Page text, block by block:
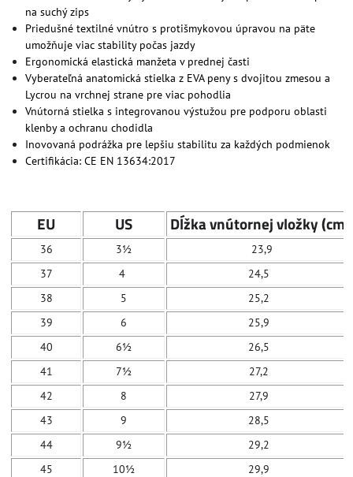
na suchý zips
Priedušné textilné vnútro s protišmykovou úpravou na päte
umožňuje viac stability počas jazdy
Ergonomická elastická manžeta v prednej časti
Vyberateľná anatomická stielka z EVA peny s dvojitou zmesou a
Lycrou na vrchnej strane pre viac pohodlia
Vnútorná stielka s integrovanou výstužou pre podporu oblasti
klenby a ochranu chodidla
Inovovaná podrážka pre lepšiu stabilitu za každých podmienok
Certifikácia: CE EN 13634:2017
EU US Dĺžka vnútornej vložky (cm)
36 3½
23,9
37
4
24,5
38
5
25,2
39
6
25,9
40
6½
26,5
41
7½
27,2
42
8
27,9
43
9
28,5
44
9½
29,2
45
10½
29,9